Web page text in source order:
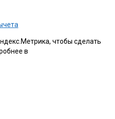
чтобы сделать
в